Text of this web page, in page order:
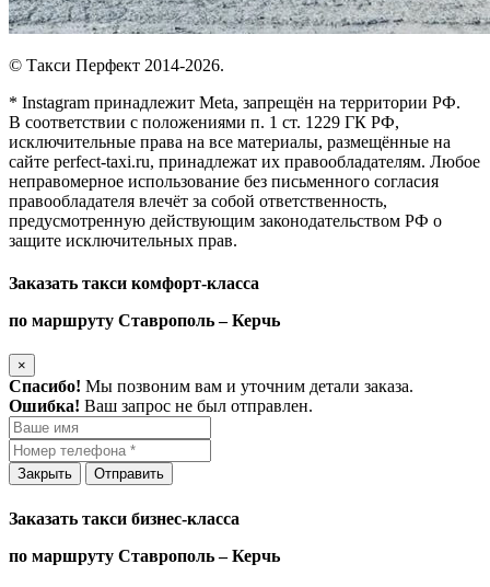
© Такси Перфект 2014-2026.
* Instagram принадлежит Meta, запрещён на территории РФ.
В соответствии с положениями п. 1 ст. 1229 ГК РФ,
исключительные права на все материалы, размещённые на
сайте perfect-taxi.ru, принадлежат их правообладателям. Любое
неправомерное использование без письменного согласия
правообладателя влечёт за собой ответственность,
предусмотренную действующим законодательством РФ о
защите исключительных прав.
Заказать такси комфорт-класса
по маршруту Ставрополь – Керчь
×
Спасибо! Мы позвоним вам и уточним детали заказа.
Ошибка! Ваш запрос не был отправлен.
Закрыть Отправить
Заказать такси бизнес-класса
по маршруту Ставрополь – Керчь